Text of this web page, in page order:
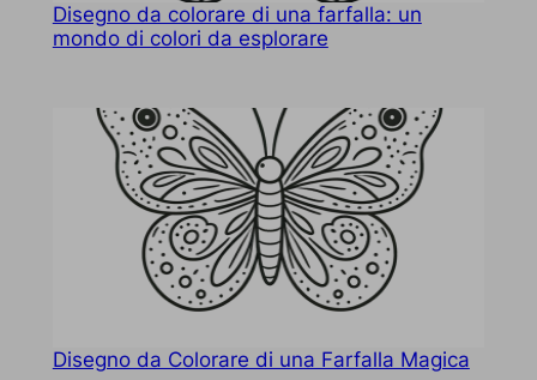
Disegno da colorare di una farfalla: un
mondo di colori da esplorare
Disegno da Colorare di una Farfalla Magica